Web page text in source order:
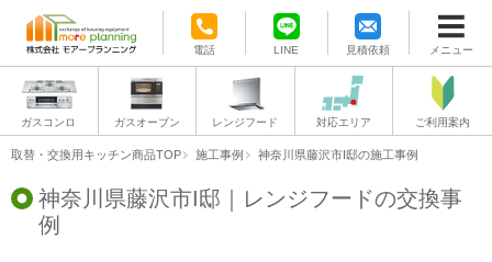
電話 LINE 見積依頼 メニュー
ガスコンロ ガスオーブン レンジフード 対応エリア ご利用案内
取替・交換用キッチン商品TOP 施工事例 神奈川県藤沢市I邸の施工事例
神奈川県藤沢市I邸｜レンジフードの交換事
例